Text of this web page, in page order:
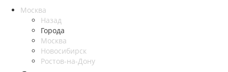
Москва
Назад
Города
Москва
Новосибирск
Ростов-на-Дону